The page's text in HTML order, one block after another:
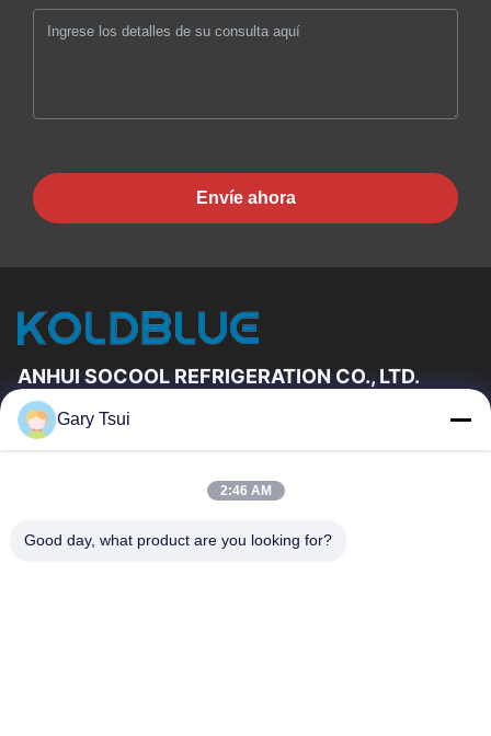
Envíe ahora
ANHUI SOCOOL REFRIGERATION CO., LTD.
Vínculos Rápidos
Sobre Nosotros
Viaje De La Fábrica
Control De Calidad
Gary Tsui
2:46 AM
Good day, what product are you looking for?